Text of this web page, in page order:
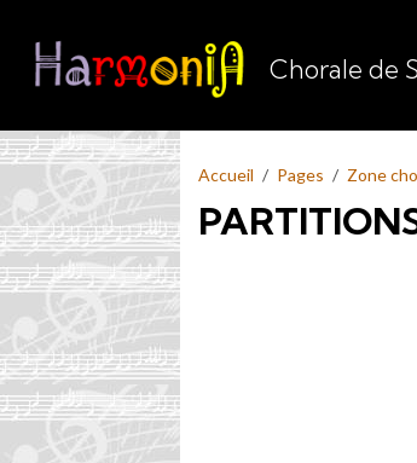
Chorale de
Accueil Pages Zone